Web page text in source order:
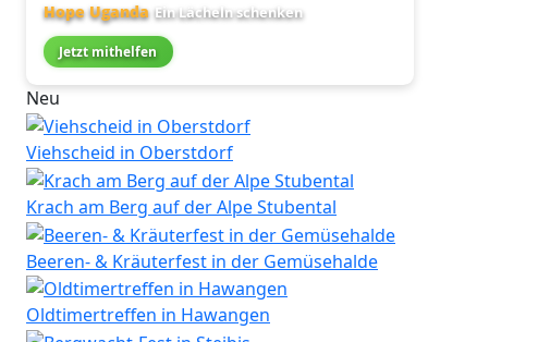
Hope Uganda Ein Lächeln schenken
Jetzt mithelfen
Neu
Viehscheid in Oberstdorf
Krach am Berg auf der Alpe Stubental
Beeren- & Kräuterfest in der Gemüsehalde
Oldtimertreffen in Hawangen